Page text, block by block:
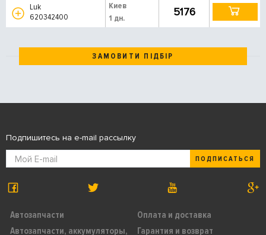
Luk
620342400
Киев
1 дн.
5176
ЗАМОВИТИ ПІДБІР
Автозапчасти
Автозапчасти, аккумуляторы,
Оплата и доставка
Гарантия и возврат
Подпишитесь на e-mail рассылку
ПОДПИСАТЬСЯ